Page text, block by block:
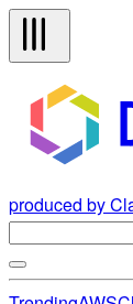
produced by